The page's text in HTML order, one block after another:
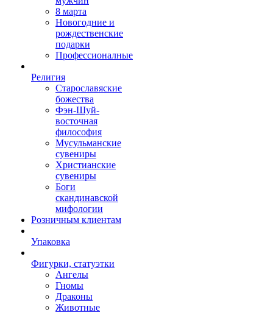
8 марта
Новогодние и
рождественские
подарки
Профессионалные
Религия
Старославяские
божества
Фэн-Шуй-
восточная
философия
Мусульманские
сувениры
Христианские
сувениры
Боги
скандинавской
мифологии
Розничным клиентам
Упаковка
Фигурки, статуэтки
Ангелы
Гномы
Драконы
Животные